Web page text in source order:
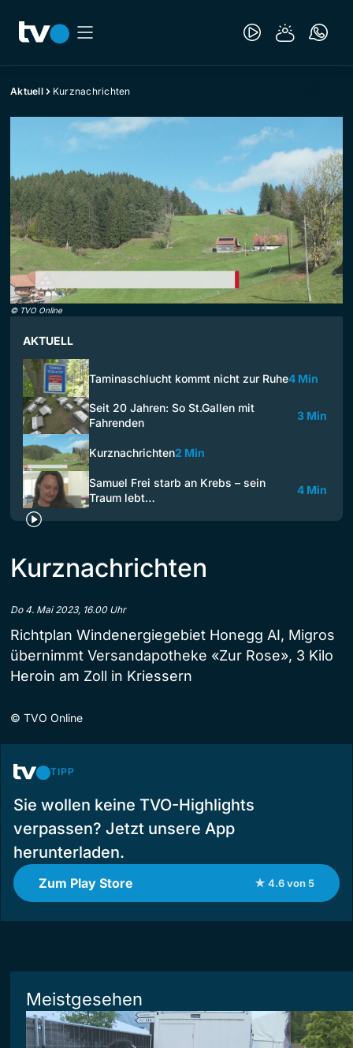
Aktuell Kurznachrichten
© TVO Online
AKTUELL
Taminaschlucht kommt nicht zur Ruhe4 Min
Seit 20 Jahren: So St.Gallen mit
Fahrenden
3 Min
Kurznachrichten2 Min
Samuel Frei starb an Krebs – sein
Traum lebt…
4 Min
Kurznachrichten
Do 4. Mai 2023, 16.00 Uhr
Richtplan Windenergiegebiet Honegg AI, Migros
übernimmt Versandapotheke «Zur Rose», 3 Kilo
Heroin am Zoll in Kriessern
© TVO Online
TIPP
Sie wollen keine TVO-Highlights
verpassen? Jetzt unsere App
herunterladen.
Zum Play Store ★ 4.6 von 5
Meistgesehen